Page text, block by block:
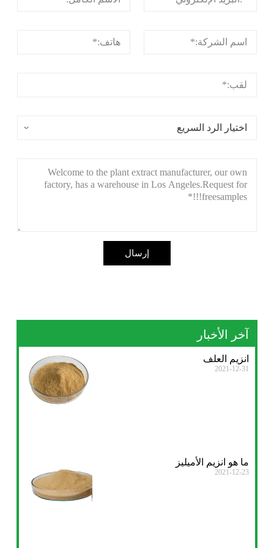
إرسال
آخر الأخبار
انزيم العلف
2021-12-31
ما هو انزيم الأميليز
2021-12-23